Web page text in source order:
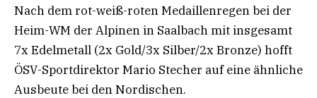
Nach dem rot-weiß-roten Medaillenregen bei der
Heim-WM der Alpinen in Saalbach mit insgesamt
7x Edelmetall (2x Gold/3x Silber/2x Bronze) hofft
ÖSV-Sportdirektor Mario Stecher auf eine ähnliche
Ausbeute bei den Nordischen.